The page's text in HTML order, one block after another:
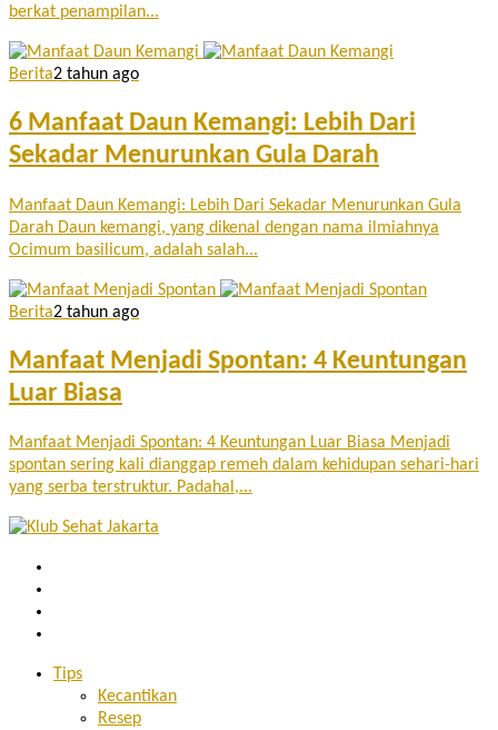
berkat penampilan...
Berita2 tahun ago
6 Manfaat Daun Kemangi: Lebih Dari
Sekadar Menurunkan Gula Darah
Manfaat Daun Kemangi: Lebih Dari Sekadar Menurunkan Gula
Darah Daun kemangi, yang dikenal dengan nama ilmiahnya
Ocimum basilicum, adalah salah...
Berita2 tahun ago
Manfaat Menjadi Spontan: 4 Keuntungan
Luar Biasa
Manfaat Menjadi Spontan: 4 Keuntungan Luar Biasa Menjadi
spontan sering kali dianggap remeh dalam kehidupan sehari-hari
yang serba terstruktur. Padahal,...
Tips
Kecantikan
Resep